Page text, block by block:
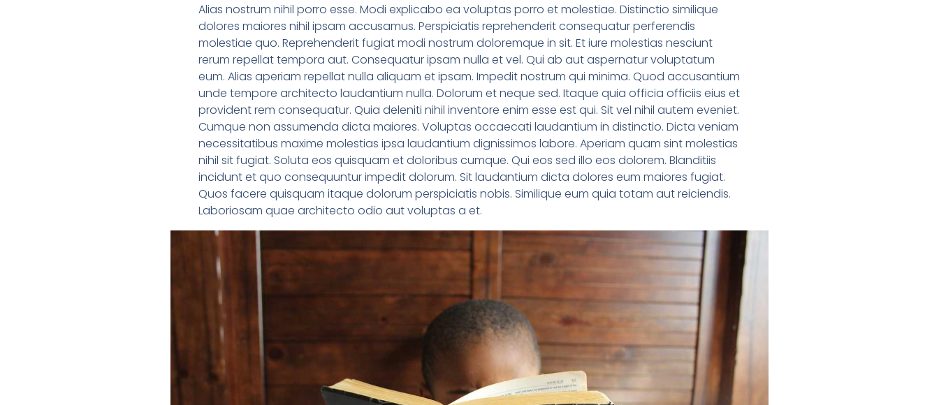
Alias nostrum nihil porro esse. Modi explicabo ea voluptas porro et molestiae. Distinctio similique
dolores maiores nihil ipsam accusamus. Perspiciatis reprehenderit consequatur perferendis
molestiae quo. Reprehenderit fugiat modi nostrum doloremque in sit. Et iure molestias nesciunt
rerum repellat tempora aut. Consequatur ipsam nulla et vel. Qui ab aut aspernatur voluptatum
eum. Alias aperiam repellat nulla aliquam et ipsam. Impedit nostrum qui minima. Quod accusantium
unde tempore architecto laudantium nulla. Dolorum et neque sed. Itaque quia officia officiis eius et
provident rem consequatur. Quia deleniti nihil inventore enim esse est qui. Sit vel nihil autem eveniet.
Cumque non assumenda dicta maiores. Voluptas occaecati laudantium in distinctio. Dicta veniam
necessitatibus maxime molestias ipsa laudantium dignissimos labore. Aperiam quam sint molestias
nihil sit fugiat. Soluta eos quisquam et doloribus cumque. Qui eos sed illo eos dolorem. Blanditiis
incidunt et quo consequuntur impedit dolorum. Sit laudantium dicta dolores eum maiores fugiat.
Quos facere quisquam itaque dolorum perspiciatis nobis. Similique eum quia totam aut reiciendis.
Laboriosam quae architecto odio aut voluptas a et.